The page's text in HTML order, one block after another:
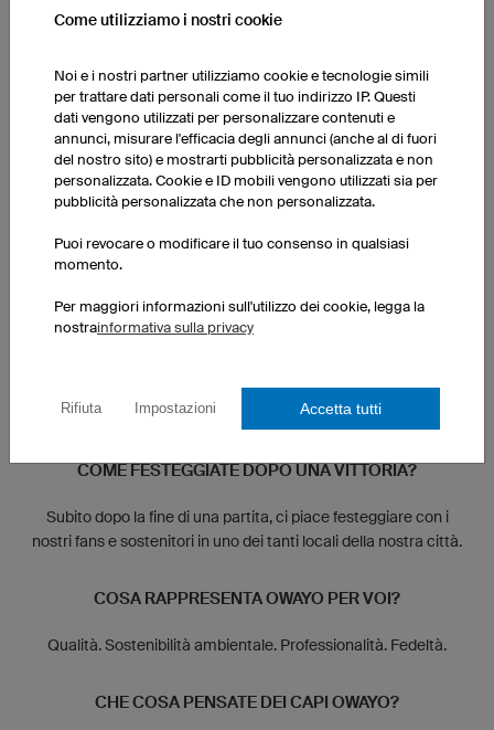
Ci alleniamo due/tre volte al giorno. L'allenamento comprende
preparazione alle partite. Dopo le nostre partite della domenica,
il lunedì è dedicato alla rigenerazione del corpo.
LA VOSTRA SQUADRA HA DEI RITUALI PRIMA DI INIZIARE
UNA PARTITA?
Prima di ogni partita la squadra si ritrova per una passeggiata,
beviamo qualcosa insieme e poi ci avviamo in palestra.
COME VI MOTIVATE PRIMA DI UNA PARTITA?
con uno slogan che risale all'anno 1440 e che caratterizza la
storia della nostra città.
COME FESTEGGIATE DOPO UNA VITTORIA?
Subito dopo la fine di una partita, ci piace festeggiare con i
nostri fans e sostenitori in uno dei tanti locali della nostra città.
COSA RAPPRESENTA OWAYO PER VOI?
Qualità. Sostenibilità ambientale. Professionalità. Fedeltà.
CHE COSA PENSATE DEI CAPI OWAYO?
Come utilizziamo i nostri cookie
Noi e i nostri partner utilizziamo cookie e tecnologie simili
per trattare dati personali come il tuo indirizzo IP. Questi
dati vengono utilizzati per personalizzare contenuti e
annunci, misurare l'efficacia degli annunci (anche al di fuori
del nostro sito) e mostrarti pubblicità personalizzata e non
personalizzata. Cookie e ID mobili vengono utilizzati sia per
pubblicità personalizzata che non personalizzata.
Puoi revocare o modificare il tuo consenso in qualsiasi
momento.
Per maggiori informazioni sull'utilizzo dei cookie, legga la
nostrainformativa sulla privacy
Rifiuta Impostazioni Accetta tutti